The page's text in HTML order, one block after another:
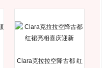
Clara克拉拉空降古都 红